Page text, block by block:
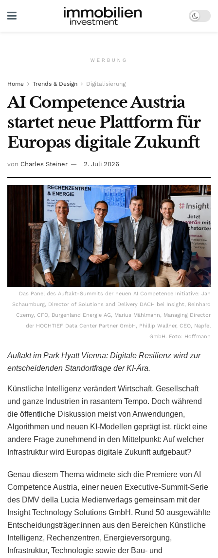
WERBUNG
Home Trends & Design Digitalisierung
AI Competence Austria
startet neue Plattform für
Europas digitale Zukunft
von Charles Steiner 2. Juli 2026
Das Panel des Auftakt-Summits der neuen AI Competence Initiative: Jan
Schaumburg, Director of Solutions and Delivery DACH bei Insight, Reinhard
Czerny, CFO, Burgenland Energie AG, Marius Mählmann, Managing Director
der HOCHTIEF Data Center Partner GmbH, Phillip Wallner, CEO, Napfel
GmbH. Foto: Hoffmann
Auftakt im Park Hyatt Vienna: Digitale Resilienz wird zur
entscheidenden Standortfrage der KI-Ära.
Künstliche Intelligenz verändert Wirtschaft, Gesellschaft
und ganze Industrien in rasantem Tempo. Doch während
die öffentliche Diskussion meist von Anwendungen,
Algorithmen und neuen KI-Modellen geprägt ist, rückt eine
andere Frage zunehmend in den Mittelpunkt: Auf welcher
Infrastruktur wird Europas digitale Zukunft aufgebaut?
Genau diesem Thema widmete sich die Premiere von AI
Competence Austria, einer neuen Executive-Summit-Serie
des DMV della Lucia Medienverlags gemeinsam mit der
Insight Technology Solutions GmbH. Rund 50 ausgewählte
Entscheidungsträger:innen aus den Bereichen Künstliche
Intelligenz, Rechenzentren, Energieversorgung,
Infrastruktur, Technologie sowie der Bau- und